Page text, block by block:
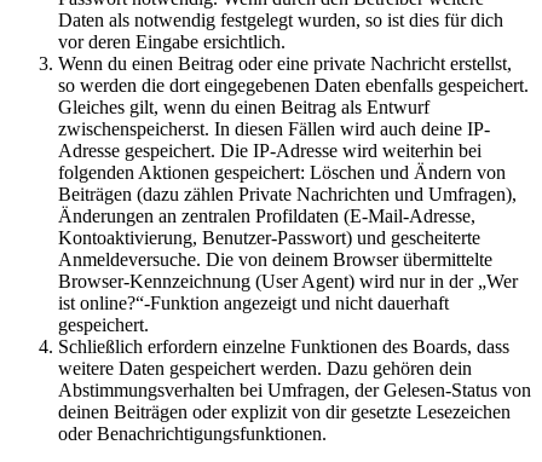
Daten als notwendig festgelegt wurden, so ist dies für dich
vor deren Eingabe ersichtlich.
Wenn du einen Beitrag oder eine private Nachricht erstellst,
so werden die dort eingegebenen Daten ebenfalls gespeichert.
Gleiches gilt, wenn du einen Beitrag als Entwurf
zwischenspeicherst. In diesen Fällen wird auch deine IP-
Adresse gespeichert. Die IP-Adresse wird weiterhin bei
folgenden Aktionen gespeichert: Löschen und Ändern von
Beiträgen (dazu zählen Private Nachrichten und Umfragen),
Änderungen an zentralen Profildaten (E-Mail-Adresse,
Kontoaktivierung, Benutzer-Passwort) und gescheiterte
Anmeldeversuche. Die von deinem Browser übermittelte
Browser-Kennzeichnung (User Agent) wird nur in der „Wer
ist online?“-Funktion angezeigt und nicht dauerhaft
gespeichert.
Schließlich erfordern einzelne Funktionen des Boards, dass
weitere Daten gespeichert werden. Dazu gehören dein
Abstimmungsverhalten bei Umfragen, der Gelesen-Status von
deinen Beiträgen oder explizit von dir gesetzte Lesezeichen
oder Benachrichtigungsfunktionen.